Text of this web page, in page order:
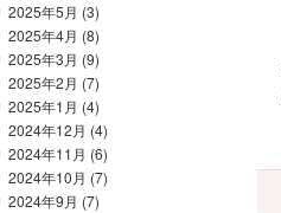
2025年5月 (3)
2025年4月 (8)
2025年3月 (9)
2025年2月 (7)
2025年1月 (4)
2024年12月 (4)
2024年11月 (6)
2024年10月 (7)
2024年9月 (7)